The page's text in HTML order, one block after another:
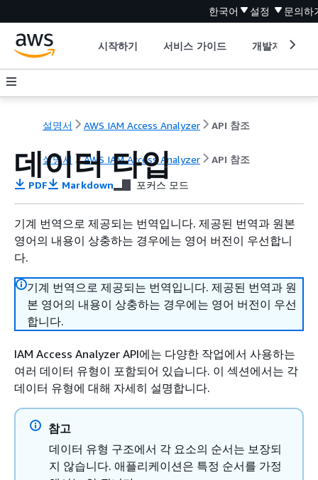
한국어 설정 문의하
시작하기 서비스 가이드 개발자 도구
설명서 AWS IAM Access Analyzer API 참조
설명서 AWS IAM Access Analyzer API 참조
데이터 타입
PDF Markdown 포커스 모드
기계 번역으로 제공되는 번역입니다. 제공된 번역과 원본
영어의 내용이 상충하는 경우에는 영어 버전이 우선합니
다.
기계 번역으로 제공되는 번역입니다. 제공된 번역과 원
본 영어의 내용이 상충하는 경우에는 영어 버전이 우선
합니다.
IAM Access Analyzer API에는 다양한 작업에서 사용하는
여러 데이터 유형이 포함되어 있습니다. 이 섹션에서는 각
데이터 유형에 대해 자세히 설명합니다.
참고
데이터 유형 구조에서 각 요소의 순서는 보장되
지 않습니다. 애플리케이션은 특정 순서를 가정